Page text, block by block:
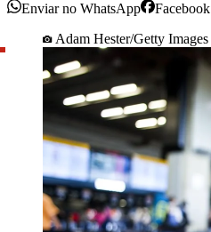
Enviar no WhatsApp Facebook
Adam Hester/Getty Images